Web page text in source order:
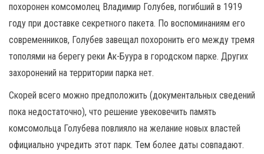
похоронен комсомолец Владимир Голубев, погибший в 1919
году при доставке секретного пакета. По воспоминаниям его
современников, Голубев завещал похоронить его между тремя
тополями на берегу реки Ак-Буура в городском парке. Других
захоронений на территории парка нет.
Скорей всего можно предположить (документальных сведений
пока недостаточно), что решение увековечить память
комсомольца Голубева повлияло на желание новых властей
официально учредить этот парк. Тем более даты совпадают.